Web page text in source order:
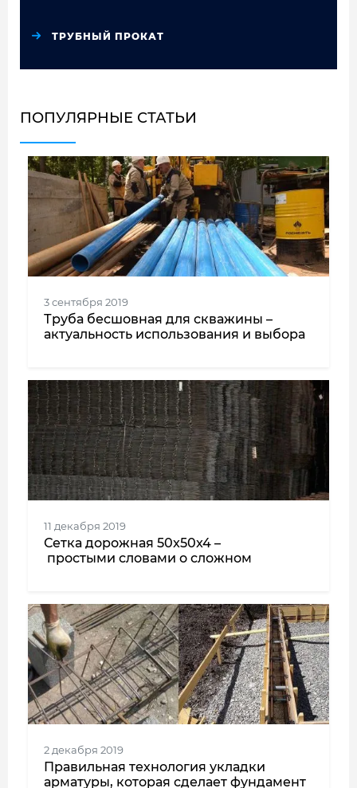
ТРУБНЫЙ ПРОКАТ
ПОПУЛЯРНЫЕ СТАТЬИ
3 сентября 2019
Труба бесшовная для скважины –
актуальность использования и выбора
11 декабря 2019
Сетка дорожная 50x50x4 –
простыми словами о сложном
2 декабря 2019
Правильная технология укладки
арматуры, которая сделает фундамент